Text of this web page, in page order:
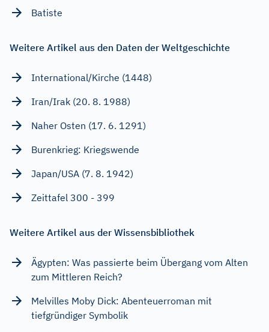
Batiste
Weitere Artikel aus den Daten der Weltgeschichte
International/Kirche (1448)
Iran/Irak (20. 8. 1988)
Naher Osten (17. 6. 1291)
Burenkrieg: Kriegswende
Japan/USA (7. 8. 1942)
Zeittafel 300 - 399
Weitere Artikel aus der Wissensbibliothek
Ägypten: Was passierte beim Übergang vom Alten
zum Mittleren Reich?
Melvilles Moby Dick: Abenteuerroman mit
tiefgründiger Symbolik